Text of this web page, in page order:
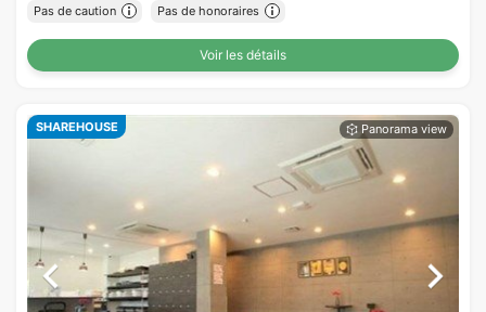
Pas de caution Pas de honoraires
Voir les détails
SHAREHOUSE